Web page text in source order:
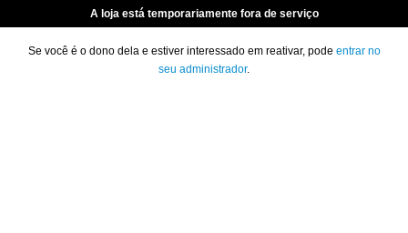
A loja está temporariamente fora de serviço
Se você é o dono dela e estiver interessado em reativar, pode entrar no
seu administrador.